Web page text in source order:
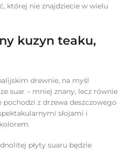
której nie znajdziecie w wielu
kuzyn teaku,
drewnie, na myśl
suar – mniej znany, lecz równie
z drzewa deszczowego
słojami i
płyty suaru będzie